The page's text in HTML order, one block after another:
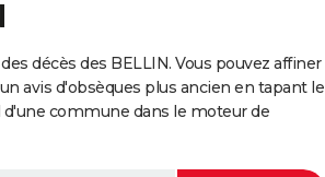
décès des BELLIN. Vous pouvez affiner
avis d'obsèques plus ancien en tapant le
commune dans le moteur de